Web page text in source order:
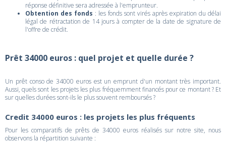
réponse définitive sera adressée à l'emprunteur.
Obtention des fonds : les fonds sont virés après expiration du délai
légal de rétractation de 14 jours à compter de la date de signature de
l'offre de crédit.
Prêt 34000 euros : quel projet et quelle durée ?
Un prêt conso de 34000 euros est un emprunt d'un montant très important.
Aussi, quels sont les projets les plus fréquemment financés pour ce montant ? Et
sur quelles durées sont-ils le plus souvent remboursés ?
Credit 34000 euros : les projets les plus fréquents
Pour les comparatifs de prêts de 34000 euros réalisés sur notre site, nous
observons la répartition suivante :